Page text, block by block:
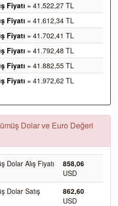
Fiyatı = 41.522,27 TL
Fiyatı = 41.612,34 TL
Fiyatı = 41.702,41 TL
Fiyatı = 41.792,48 TL
Fiyatı = 41.882,55 TL
Fiyatı = 41.972,62 TL
Dolar ve Euro Değeri
Dolar Alış Fiyatı
858,06
USD
Dolar Satış
862,60
USD